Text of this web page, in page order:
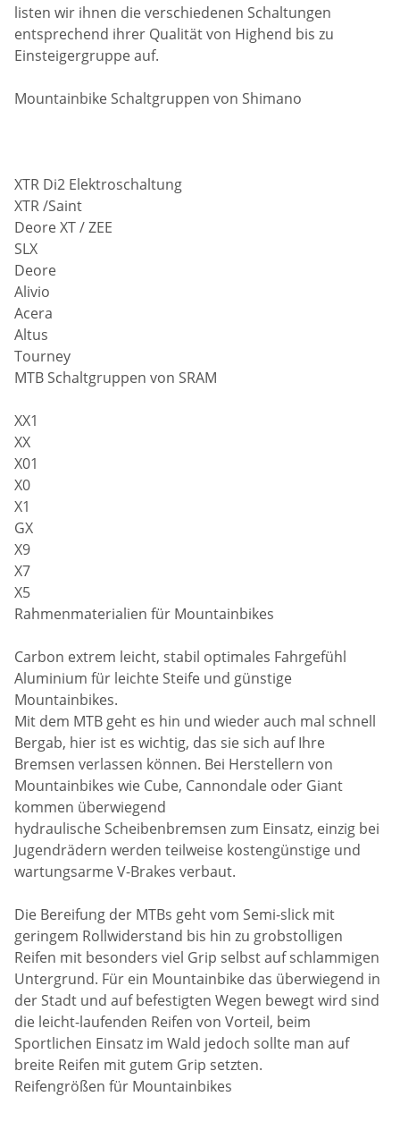
listen wir ihnen die verschiedenen Schaltungen
entsprechend ihrer Qualität von Highend bis zu
Einsteigergruppe auf.
Mountainbike Schaltgruppen von Shimano
XTR Di2 Elektroschaltung
XTR /Saint
Deore XT / ZEE
SLX
Deore
Alivio
Acera
Altus
Tourney
MTB Schaltgruppen von SRAM
XX1
XX
X01
X0
X1
GX
X9
X7
X5
Rahmenmaterialien für Mountainbikes
Carbon extrem leicht, stabil optimales Fahrgefühl
Aluminium für leichte Steife und günstige
Mountainbikes.
Mit dem MTB geht es hin und wieder auch mal schnell
Bergab, hier ist es wichtig, das sie sich auf Ihre
Bremsen verlassen können. Bei Herstellern von
Mountainbikes wie Cube, Cannondale oder Giant
kommen überwiegend
hydraulische Scheibenbremsen zum Einsatz, einzig bei
Jugendrädern werden teilweise kostengünstige und
wartungsarme V-Brakes verbaut.
Die Bereifung der MTBs geht vom Semi-slick mit
geringem Rollwiderstand bis hin zu grobstolligen
Reifen mit besonders viel Grip selbst auf schlammigen
Untergrund. Für ein Mountainbike das überwiegend in
der Stadt und auf befestigten Wegen bewegt wird sind
die leicht-laufenden Reifen von Vorteil, beim
Sportlichen Einsatz im Wald jedoch sollte man auf
breite Reifen mit gutem Grip setzten.
Reifengrößen für Mountainbikes